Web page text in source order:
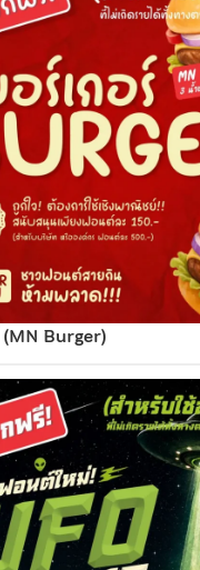
(MN Burger)